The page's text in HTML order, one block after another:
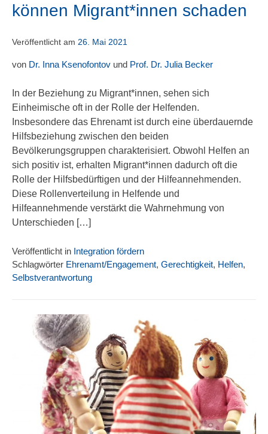
können Migrant*innen schaden
Veröffentlicht am 26. Mai 2021
von Dr. Inna Ksenofontov und Prof. Dr. Julia Becker
In der Beziehung zu Migrant*innen, sehen sich
Einheimische oft in der Rolle der Helfenden.
Insbesondere das Ehrenamt ist durch eine überdauernde
Hilfsbeziehung zwischen den beiden
Bevölkerungsgruppen charakterisiert. Obwohl Helfen an
sich positiv ist, erhalten Migrant*innen dadurch oft die
Rolle der Hilfsbedürftigen und der Hilfeannehmenden.
Diese Rollenverteilung in Helfende und
Hilfeannehmende verstärkt die Wahrnehmung von
Unterschieden […]
Veröffentlicht in Integration fördern
Schlagwörter Ehrenamt/Engagement, Gerechtigkeit, Helfen,
Selbstverantwortung